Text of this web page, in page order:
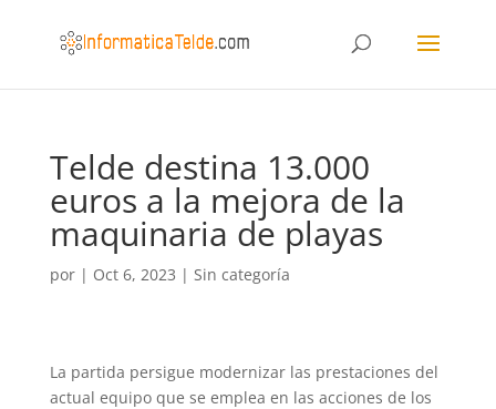
Telde destina 13.000
euros a la mejora de la
maquinaria de playas
por | Oct 6, 2023 | Sin categoría
La partida persigue modernizar las prestaciones del
actual equipo que se emplea en las acciones de los